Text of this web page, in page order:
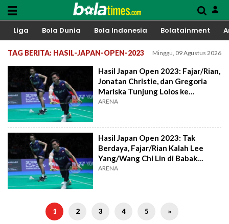
Liga Bola Dunia Bola Indonesia Bolatainment
TAG BERITA: HASIL-JAPAN-OPEN-2023 Minggu, 09 Agustus 2026
Hasil Japan Open 2023: Fajar/Rian,
Jonatan Christie, dan Gregoria
Mariska Tunjung Lolos ke
Semifinal
ARENA
Hasil Japan Open 2023: Tak
Berdaya, Fajar/Rian Kalah Lee
Yang/Wang Chi Lin di Babak
Semifinal
ARENA
1 2 3 4 5 »